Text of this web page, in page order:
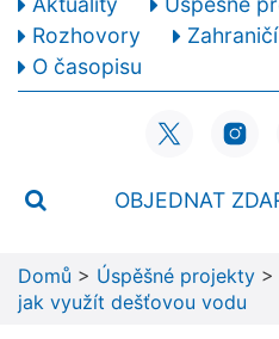
Rozhovory
O časopisu
OBJEDNAT
Domů > Úspěšné projekty >
jak využít dešťovou vodu